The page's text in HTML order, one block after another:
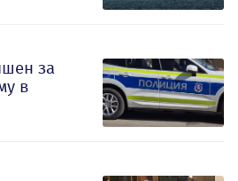
за
в